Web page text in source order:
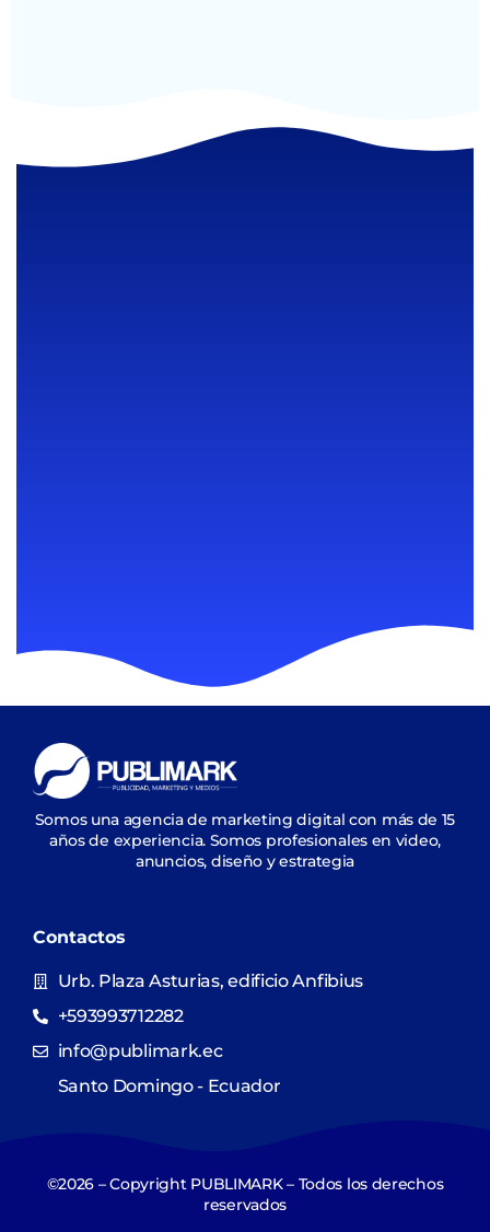
Somos una agencia de marketing digital con más de 15
años de experiencia. Somos profesionales en video,
anuncios, diseño y estrategia
Contactos
Urb. Plaza Asturias, edificio Anfibius
+593993712282
info@publimark.ec
Santo Domingo - Ecuador
©2026 – Copyright PUBLIMARK – Todos los derechos
reservados